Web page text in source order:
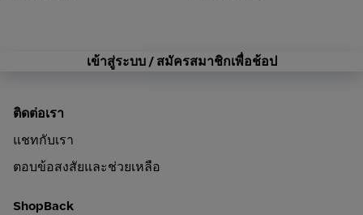
เข้าสู่ระบบ / สมัครสมาชิกเพื่อช้อป
ติดต่อเรา
แชทกับเรา
ตอบข้อสงสัยและช่วยเหลือ
ShopBack